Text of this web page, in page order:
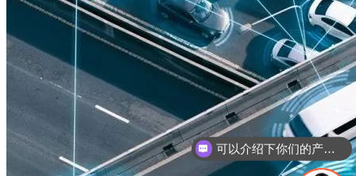
可以介绍下你们的产品么